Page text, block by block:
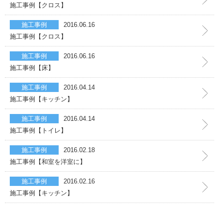
施工事例【クロス】
施工事例
2016.06.16
施工事例【クロス】
施工事例
2016.06.16
施工事例【床】
施工事例
2016.04.14
施工事例【キッチン】
施工事例
2016.04.14
施工事例【トイレ】
施工事例
2016.02.18
施工事例【和室を洋室に】
施工事例
2016.02.16
施工事例【キッチン】
建具・扉の交換
リフォームパック
フロア・床の張替え